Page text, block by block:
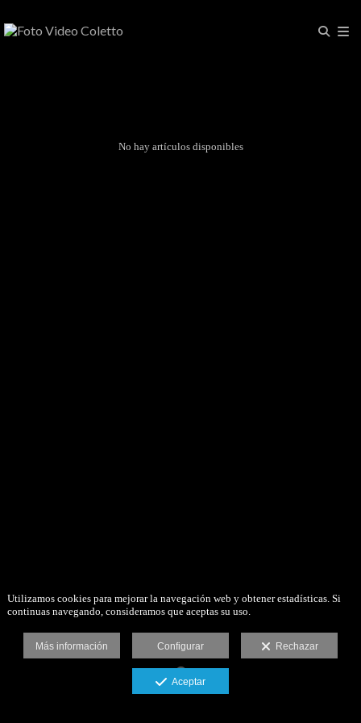
No hay artículos disponibles
Utilizamos cookies para mejorar la navegación web y obtener estadísticas. Si
continuas navegando, consideramos que aceptas su uso.
Más información Configurar Rechazar
Aceptar